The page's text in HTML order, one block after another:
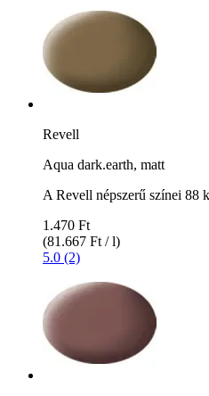
Revell
Aqua dark.earth, matt
A Revell népszerű színei 88
1.470 Ft
(81.667 Ft / l)
5.0 (2)